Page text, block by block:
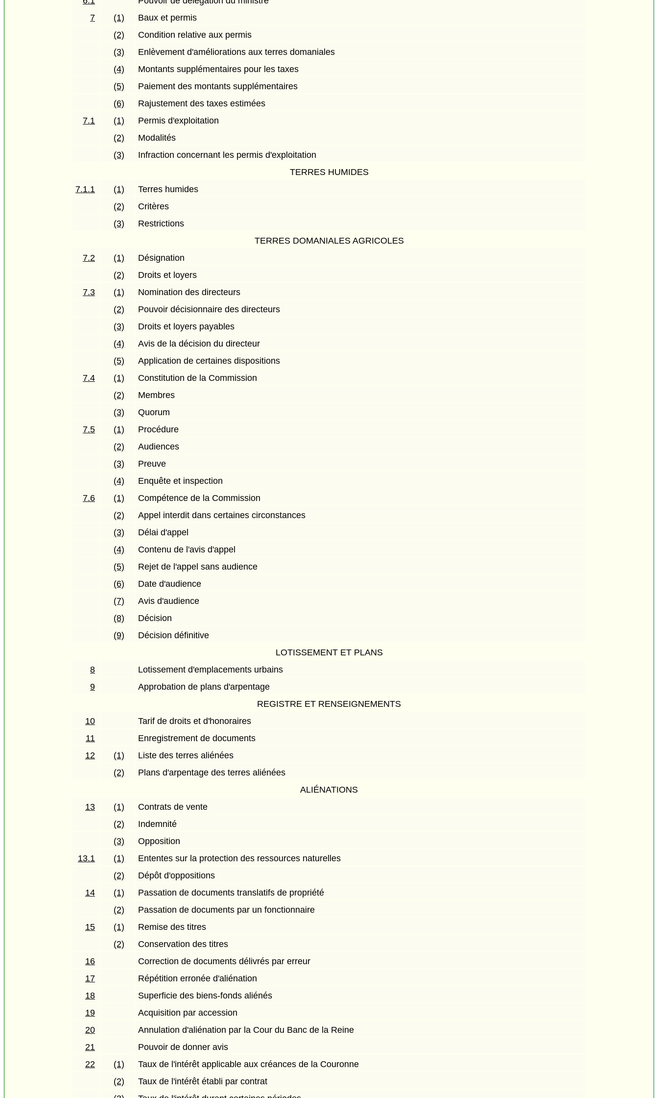
7
(1)
Baux et permis
(2)
Condition relative aux permis
(3)
Enlèvement d'améliorations aux terres domaniales
(4)
Montants supplémentaires pour les taxes
(5)
Paiement des montants supplémentaires
(6)
Rajustement des taxes estimées
7.1
(1)
Permis d'exploitation
(2)
Modalités
(3)
Infraction concernant les permis d'exploitation
TERRES HUMIDES
7.1.1
(1)
Terres humides
(2)
Critères
(3)
Restrictions
TERRES DOMANIALES AGRICOLES
7.2
(1)
Désignation
(2)
Droits et loyers
7.3
(1)
Nomination des directeurs
(2)
Pouvoir décisionnaire des directeurs
(3)
Droits et loyers payables
(4)
Avis de la décision du directeur
(5)
Application de certaines dispositions
7.4
(1)
Constitution de la Commission
(2)
Membres
(3)
Quorum
7.5
(1)
Procédure
(2)
Audiences
(3)
Preuve
(4)
Enquête et inspection
7.6
(1)
Compétence de la Commission
(2)
Appel interdit dans certaines circonstances
(3)
Délai d'appel
(4)
Contenu de l'avis d'appel
(5)
Rejet de l'appel sans audience
(6)
Date d'audience
(7)
Avis d'audience
(8)
Décision
(9)
Décision définitive
LOTISSEMENT ET PLANS
8
Lotissement d'emplacements urbains
9
Approbation de plans d'arpentage
REGISTRE ET RENSEIGNEMENTS
10
Tarif de droits et d'honoraires
11
Enregistrement de documents
12
(1)
Liste des terres aliénées
(2)
Plans d'arpentage des terres aliénées
ALIÉNATIONS
13
(1)
Contrats de vente
(2)
Indemnité
(3)
Opposition
13.1
(1)
Ententes sur la protection des ressources naturelles
(2)
Dépôt d'oppositions
14
(1)
Passation de documents translatifs de propriété
(2)
Passation de documents par un fonctionnaire
15
(1)
Remise des titres
(2)
Conservation des titres
16
Correction de documents délivrés par erreur
17
Répétition erronée d'aliénation
18
Superficie des biens-fonds aliénés
19
Acquisition par accession
20
Annulation d'aliénation par la Cour du Banc de la Reine
21
Pouvoir de donner avis
22
(1)
Taux de l'intérêt applicable aux créances de la Couronne
(2)
Taux de l'intérêt établi par contrat